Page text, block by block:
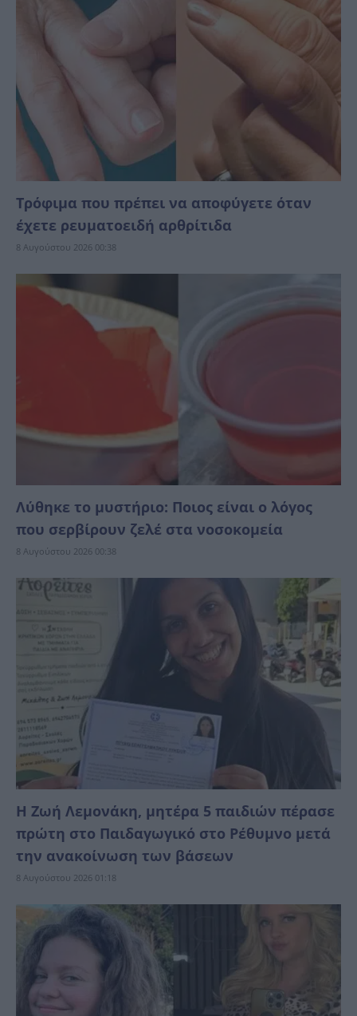
Τρόφιμα που πρέπει να αποφύγετε όταν
έχετε ρευματοειδή αρθρίτιδα
8 Αυγούστου 2026 00:38
Λύθηκε το μυστήριο: Ποιος είναι ο λόγος
που σερβίρουν ζελέ στα νοσοκομεία
8 Αυγούστου 2026 00:38
Η Ζωή Λεμονάκη, μητέρα 5 παιδιών πέρασε
πρώτη στο Παιδαγωγικό στο Ρέθυμνο μετά
την ανακοίνωση των βάσεων
8 Αυγούστου 2026 01:18